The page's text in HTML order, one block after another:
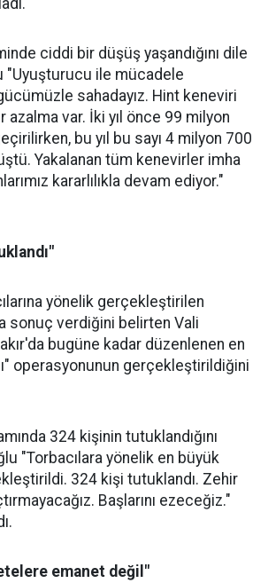
ciddi bir düşüş yaşandığını dile
"Uyuşturucu ile mücadele
sahadayız. Hint keneviri
var. İki yıl önce 99 milyon
bu yıl bu sayı 4 milyon 700
Yakalanan tüm kenevirler imha
kararlılıkla devam ediyor."
yönelik gerçekleştirilen
sonuç verdiğini belirten Vali
bugüne kadar düzenlenen en
operasyonunun gerçekleştirildiğini
324 kişinin tutuklandığını
"Torbacılara yönelik en büyük
324 kişi tutuklandı. Zehir
Başlarını ezeceğiz."
emanet değil"